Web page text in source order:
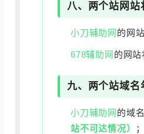
八、两个站网站
小刀辅助网 的网
678辅助网 的网
九、两个站域名
小刀辅助网 的域
站不可达情况）
；